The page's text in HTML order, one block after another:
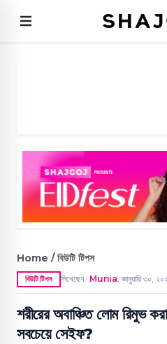
Home / বিউটি টিপস
বিউটি টিপস লিখেছেন ● Munia, জানুয়ারি ৩০,
শরীরের অবাঞ্চিত লোম রিমুভ
সবচেয়ে সেইফ?